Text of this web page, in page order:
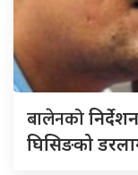
बालेनको
घिसिङको